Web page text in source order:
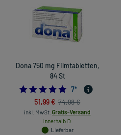
Dona 750 mg Filmtabletten,
84 St
5.0
7*
51,99 € 74,98 €
inkl. MwSt. Gratis-Versand
innerhalb D.
Lieferbar